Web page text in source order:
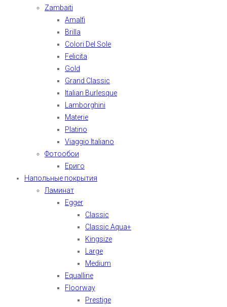
Zambaiti
Amalfi
Brilla
Colori Del Sole
Felicita
Gold
Grand Classic
Italian Burlesque
Lamborghini
Materie
Platino
Viaggio Italiano
Фотообои
Ериго
Напольные покрытия
Ламинат
Egger
Classic
Classic Aqua+
Kingsize
Large
Medium
Equalline
Floorway
Prestige